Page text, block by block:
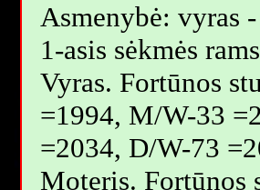
Asmenybė: vyras
1-asis sėkmės
Vyras. Fortūnos
=1994, M/W-33
=2034, D/W-73
Moteris. Fortūnos